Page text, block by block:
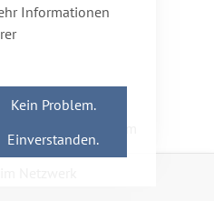
Informationen
Kein Problem.
Einverstanden.
Förderverein